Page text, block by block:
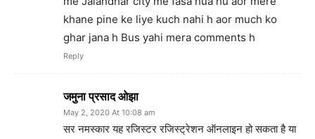
khane pine ke liye kuch nahi h aor much ko
ghar jana h Bus yahi mera comments h
Reply
जमुना प्रसाद ओझा
May 2, 2020 At 10:08 am
सर नमस्कार यह रजिस्टर रजिस्ट्रेशन ऑनलाइन हो सकता है या